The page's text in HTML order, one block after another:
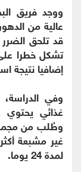
ووجد فريق
عالية من
تشكل خطرا
إضافيا نتيجة
وفي
غذائي
وطُلب من
غير مشبعة
لمدة 24 يوما.